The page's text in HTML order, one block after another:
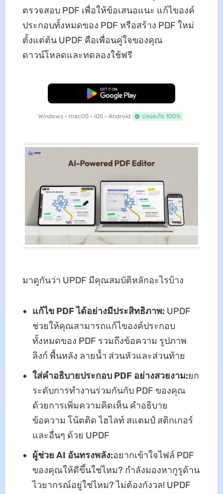
ตรวจสอบ PDF เพื่อให้ข้อเสนอแนะ แก้ไของค์
ประกอบทั้งหมดของ PDF หรือสร้าง PDF ใหม่
ตั้งแต่ต้น UPDF คือเพื่อนคู่ใจของคุณ
ดาวน์โหลดและทดลองใช้ฟรี
ดาวน์โหลดฟรี
Windows • macOS • iOS • Android ปลอดภัย 100%
มาดูกันว่า UPDF มีคุณสมบัติหลักอะไรบ้าง
แก้ไข PDF ได้อย่างมีประสิทธิภาพ: UPDF
ช่วยให้คุณสามารถแก้ไของค์ประกอบ
ทั้งหมดของ PDF รวมถึงข้อความ รูปภาพ
ลิงก์ พื้นหลัง ลายน้ำ ส่วนหัวและส่วนท้าย
ใส่คำอธิบายประกอบ PDF อย่างสวยงาม:ยก
ระดับการทำงานร่วมกันกับ PDF ของคุณ
ด้วยการเพิ่มความคิดเห็น คำอธิบาย
ข้อความ โน้ตติด ไฮไลท์ สแตมป์ สติกเกอร์
และอื่นๆ ด้วย UPDF
ผู้ช่วย AI อันทรงพลัง:อยากเข้าใจไฟล์ PDF
ของคุณให้ดีขึ้นใช่ไหม? กำลังมองหากูรูด้าน
ไวยากรณ์อยู่ใช่ไหม? ไม่ต้องกังวล! UPDF